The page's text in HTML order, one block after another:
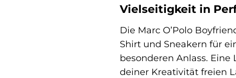
Vielseitigkeit in
Die Marc O’Polo
Shirt und Sneakern für
besonderen Anlass.
deiner Kreativität freien